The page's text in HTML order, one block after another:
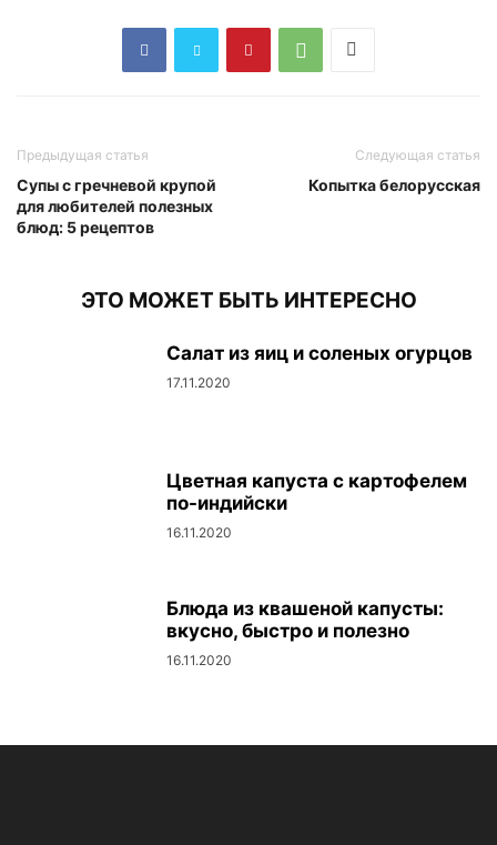
Предыдущая статья
Супы с гречневой крупой
для любителей полезных
блюд: 5 рецептов
Следующая статья
Копытка белорусская
ЭТО МОЖЕТ БЫТЬ ИНТЕРЕСНО
Салат из яиц и соленых огурцов
17.11.2020
Цветная капуста с картофелем
по-индийски
16.11.2020
Блюда из квашеной капусты:
вкусно, быстро и полезно
16.11.2020